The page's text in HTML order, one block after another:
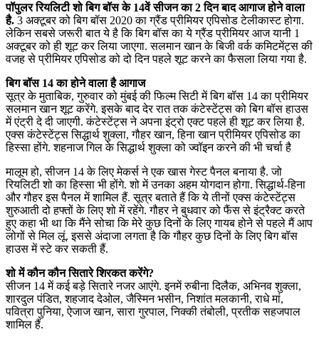
पॉपुलर रियलिटी शो बिग बॉस के 14वें सीजन का 2 दिन बाद आगाज होने वाला
है. 3 अक्टूबर को बिग बॉस 2020 का ग्रैंड प्रीमियर एपिसोड टेलीकास्ट होगा.
लेकिन सबसे जरूरी बात ये है कि बिग बॉस का ये ग्रैंड प्रीमियर आज यानी 1
अक्टूबर को ही शूट कर लिया जाएगा. सलमान खान के बिजी वर्क कमिटमेंट्स की
वजह से प्रीमियर एपिसोड को दो दिन पहले शूट करने का फैसला लिया गया है.
बिग बॉस 14 का होने वाला है आगाज
सूत्र के मुताबिक, गुरुवार को मुंबई की फिल्म सिटी में बिग बॉस 14 का प्रीमियर
सलमान खान शूट करेंगे. इसके बाद देर रात तक कंटेस्टेंट्स को बिग बॉस हाउस
में एंट्री दे दी जाएगी. कंटेस्टेंट्स ने अपना इंट्रो एक्ट पहले ही शूट कर लिया है.
एक्स कंटेस्टेंट्स सिद्धार्थ शुक्ला, गौहर खान, हिना खान प्रीमियर एपिसोड का
हिस्सा होंगे. शहनाज गिल के सिद्धार्थ शुक्ला को ज्वॉइन करने की भी चर्चा है
मालूम हो, सीजन 14 के लिए मेकर्स ने एक खास गेस्ट पैनल बनाया है. जो
रियलिटी शो का हिस्सा भी होंगे. शो में उनका अहम योगदान होगा. सिद्धार्थ-हिना
और गौहर इस पैनल में शामिल हैं. सूत्र बताते हैं कि ये तीनों एक्स कंटेस्टेंट्स
शुरुआती दो हफ्तों के लिए शो में रहेंगे. गौहर ने बुधवार को फैंस से इंट्रैक्ट करते
हुए कहा भी था कि मैंने सोचा कि मेरे कुछ दिनों के लिए गायब होने से पहले मैं आप
लोगों से मिल लूं. इससे अंदाजा लगता है कि गौहर कुछ दिनों के लिए बिग बॉस
हाउस में स्टे कर सकती हैं.
शो में कौन कौन सितारे शिरकत करेंगे?
सीजन 14 में कई बड़े सितारे नजर आएंगे. इनमें रुबीना दिलैक, अभिनव शुक्ला,
शारदुल पंडित, शहजाद देओल, जैस्मिन भसीन, निशांत मलकानी, राधे मां,
पवित्रा पुनिया, ऐजाज खान, सारा गुरपाल, निक्की तंबोली, प्रतीक सहजपाल
शामिल हैं.